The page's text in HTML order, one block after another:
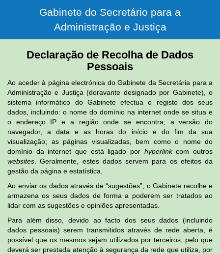
Gabinete do Secretário para a
Administração e Justiça
Declaração de Recolha de Dados
Pessoais
Ao aceder à página electrónica do Gabinete da Secretária para a
Administração e Justiça (doravante designado por Gabinete), o
sistema informático do Gabinete efectua o registo dos seus
dados, incluindo: o nome do domínio na internet onde se situa e
o endereço IP e a região onde se encontra; a versão do
navegador, a data e as horas do início e do fim da sua
visualização; as páginas visualizadas, bem como o nome do
domínio da internet que está ligado por hyperlinkcom outros
websites . Geralmente, estes dados servem para os efeitos da
gestão da página e estatística.
Ao enviar os dados através de “sugestões”, o Gabinete recolhe e
armazena os seus dados de forma a poderem ser tratados ao
lidar com as sugestões e opiniões apresentadas.
Para além disso, devido ao facto dos seus dados (incluindo
dados pessoais) serem transmitidos através de rede aberta, é
possível que os mesmos sejam utilizados por terceiros, pelo que
deverá ser prestada atenção à segurança da rede que utiliza, por